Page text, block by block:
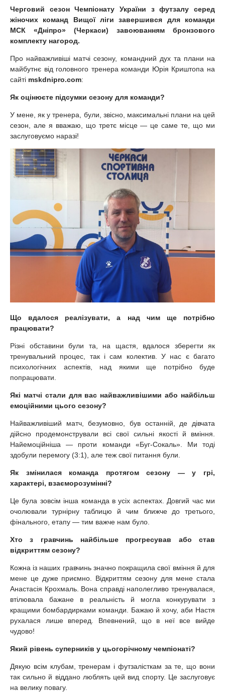
Черговий сезон Чемпіонату України з футзалу серед
жіночих команд Вищої ліги завершився для команди
МСК «Дніпро» (Черкаси) завоюванням бронзового
комплекту нагород.
Про найважливіші матчі сезону, командний дух та плани на
майбутнє від головного тренера команди Юрія Криштопа на
сайті mskdnipro.com:
Як оцінюєте підсумки сезону для команди?
У мене, як у тренера, були, звісно, максимальні плани на цей
сезон, але я вважаю, що третє місце — це саме те, що ми
заслуговуємо наразі!
Що вдалося реалізувати, а над чим ще потрібно
працювати?
Різні обставини були та, на щастя, вдалося зберегти як
тренувальний процес, так і сам колектив. У нас є багато
психологічних аспектів, над якими ще потрібно буде
попрацювати.
Які матчі стали для вас найважливішими або найбільш
емоційними цього сезону?
Найважливіший матч, безумовно, був останній, де дівчата
дійсно продемонстрували всі свої сильні якості й вміння.
Найемоційніша — проти команди «Буг-Сокаль». Ми тоді
здобули перемогу (3:1), але теж свої питання були.
Як змінилася команда протягом сезону — у грі,
характері, взаєморозумінні?
Це була зовсім інша команда в усіх аспектах. Довгий час ми
очолювали турнірну таблицю й чим ближче до третього,
фінального, етапу — тим важче нам було.
Хто з гравчинь найбільше прогресував або став
відкриттям сезону?
Кожна із наших гравчинь значно покращила свої вміння й для
мене це дуже приємно. Відкриттям сезону для мене стала
Анастасія Крохмаль. Вона справді наполегливо тренувалася,
втілювала бажане в реальність й могла конкурувати з
кращими бомбардирками команди. Бажаю й хочу, аби Настя
рухалася лише вперед. Впевнений, що в неї все вийде
чудово!
Який рівень суперників у цьогорічному чемпіонаті?
Дякую всім клубам, тренерам і футзалісткам за те, що вони
так сильно й віддано люблять цей вид спорту. Це заслуговує
на велику повагу.